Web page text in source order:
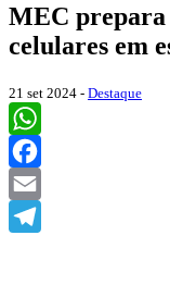
MEC
celulares em
21 set 2024 - Destaque
WhatsApp
Facebook
Email